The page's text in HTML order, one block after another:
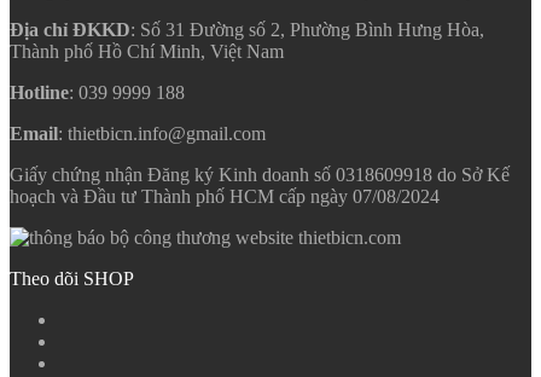
Địa chỉ ĐKKD: Số 31 Đường số 2, Phường Bình Hưng Hòa,
Thành phố Hồ Chí Minh, Việt Nam
Hotline: 039 9999 188
Email: thietbicn.info@gmail.com
Giấy chứng nhận Đăng ký Kinh doanh số 0318609918 do Sở Kế
hoạch và Đầu tư Thành phố HCM cấp ngày 07/08/2024
Theo dõi SHOP